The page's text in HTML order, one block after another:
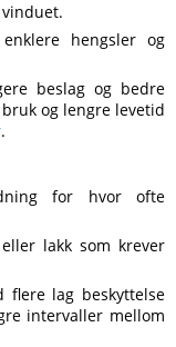
hengsler og
beslag og bedre
og lengre levetid
.
for hvor ofte
lakk som krever
flere lag beskyttelse
intervaller mellom